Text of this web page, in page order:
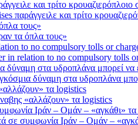
παράγγειλε και τρίτο
τα όπλα τους»
in relation to no compulsory tolls
δύναμη στα υδροπλάνα
«αλλάζουν» τα logistics
συμφωνία Ιράν – Ομάν –